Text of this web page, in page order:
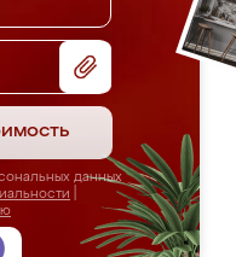
данных